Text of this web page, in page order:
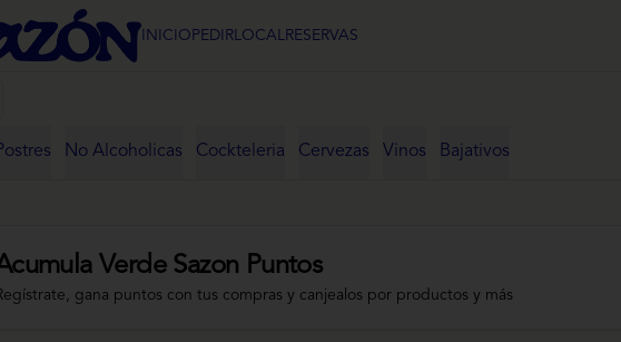
INICIO PEDIRLOCALRESERVAS
No Alcoholicas Cockteleria Cervezas Vinos Bajativos
Verde Sazon Puntos
gana puntos con tus compras y canjealos por productos y más